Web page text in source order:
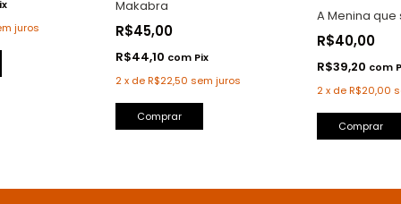
juros
Makabra
R$45,00
R$44,10 com Pix
2x deR$22,50 sem juros
A Menina
R$40,00
R$39,20 com
2x deR$20,00
Comprar